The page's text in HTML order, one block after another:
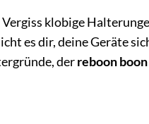
klobige
es dir, deine Geräte
derreboon boon